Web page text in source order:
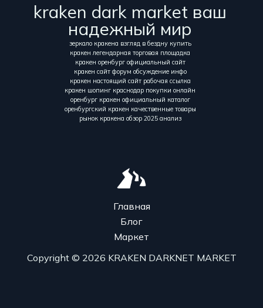
kraken dark market ваш
надежный мир
зеркало кракена взгляд в бездну купить
кракен легендарная торговая площадка
кракен оренбург официальный сайт
кракен сайт форум обсуждение инфо
кракен настоящий сайт рабочая ссылка
кракен шопинг краснодар покупки онлайн
оренбург кракен официальный каталог
оренбургский кракен качественные товары
рынок кракена обзор 2025 анализ
Главная
Блог
Маркет
Copyright © 2026 KRAKEN DARKNET MARKET